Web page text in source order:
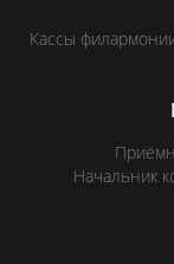
Кассы
Начальник